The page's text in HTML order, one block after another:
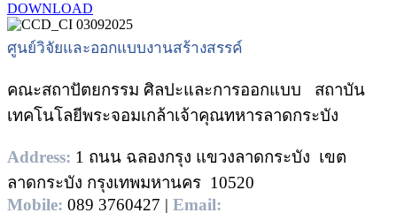
DOWNLOAD
ศูนย์วิจัยและออกแบบงานสร้างสรรค์
คณะสถาปัตยกรรม ศิลปะและการออกแบบ สถาบัน
เทคโนโลยีพระจอมเกล้าเจ้าคุณทหารลาดกระบัง
Address: 1 ถนน ฉลองกรุง แขวงลาดกระบัง เขต
ลาดกระบัง กรุงเทพมหานคร 10520
Mobile: 089 3760427 | Email: